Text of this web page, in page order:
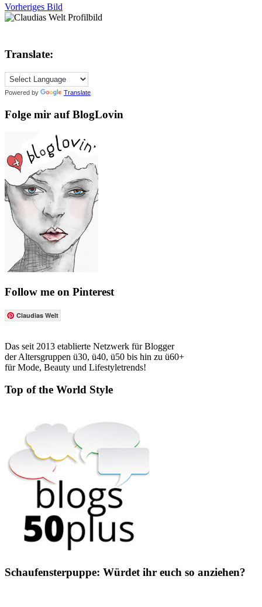
Vorheriges Bild
Translate:
Powered by Translate
Folge mir auf BlogLovin
Follow me on Pinterest
Claudias Welt
Das seit 2013 etablierte Netzwerk für Blogger
der Altersgruppen ü30, ü40, ü50 bis hin zu ü60+
für Mode, Beauty und Lifestyletrends!
Top of the World Style
Schaufensterpuppe: Würdet ihr euch so anziehen?